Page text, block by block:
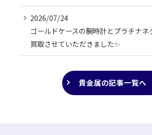
2026/07/24
ゴールドケースの腕時計とプラチナネ
買取させていただきました✨
貴金属の記事一覧へ